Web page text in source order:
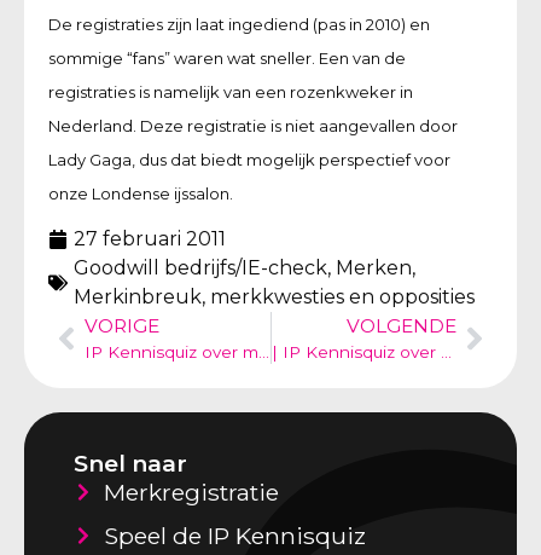
De registraties zijn laat ingediend (pas in 2010) en
sommige “fans” waren wat sneller. Een van de
registraties is namelijk van een rozenkweker in
Nederland. Deze registratie is niet aangevallen door
Lady Gaga, dus dat biedt mogelijk perspectief voor
onze Londense ijssalon.
27 februari 2011
Goodwill bedrijfs/IE-check, Merken,
Merkinbreuk, merkkwesties en opposities
VORIGE
VOLGENDE
Snel naar
Merkregistratie
Speel de IP Kennisquiz